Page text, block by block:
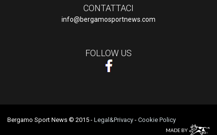
CONTATTACI
info@bergamosportnews.com
FOLLOW US
Bergamo Sport News © 2015 - Legal&Privacy - Cookie Policy